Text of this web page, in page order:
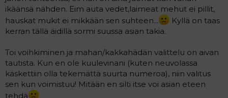
ikäänsä nähden. Eim auta vedet,laimeat mehut ei pillit,
hauskat mukit ei mikkään sen suhteen...
Kyllä on taas
kerran tällä äidillä sormi suussa asian takia.
Toi voihkiminen ja mahan/kakkahädän valittelu on aivan
tautista. Kun en ole kuulevinani (kuten neuvolassa
käskettiin olla tekemättä suurta numeroa), niin valitus
sen kun voimistuu! Mitään en silti itse voi asian eteen
tehdä